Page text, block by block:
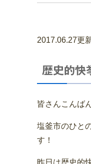
2017.06.27更
歴史的
皆さんこんば
塩釜市のひと
す！